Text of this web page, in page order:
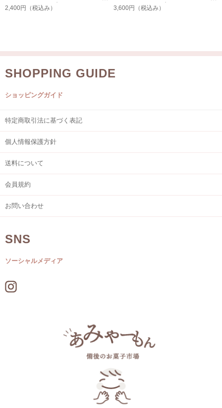
んケーキ（10個入り）
2,400円 （税込み）
んケーキ（15個入り）
3,600円 （税込み）
SHOPPING GUIDE
ショッピングガイド
特定商取引法に基づく表記
個人情報保護方針
送料について
会員規約
お問い合わせ
SNS
ソーシャルメディア